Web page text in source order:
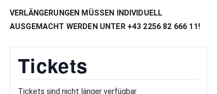
VERLÄNGERUNGEN MÜSSEN INDIVIDUELL
AUSGEMACHT WERDEN UNTER +43 2256 82 666 11!
Tickets
Tickets sind nicht länger verfügbar